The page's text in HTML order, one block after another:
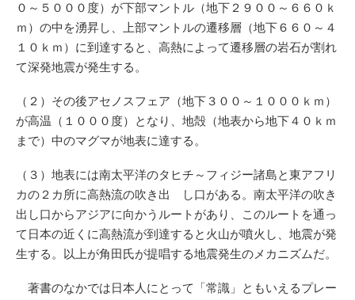
０～５０００度）が下部マントル（地下２９００～６６０ｋ
ｍ）の中を湧昇し、上部マントルの遷移層（地下６６０～４
１０ｋｍ）に到達すると、高熱によって遷移層の岩石が割れ
て深発地震が発生する。
（２）その後アセノスフェア（地下３００～１０００ｋｍ）
が高温（１０００度）となり、地殻（地表から地下４０ｋｍ
まで）中のマグマが地表に達する。
（３）地表には南太平洋のタヒチ～フィジー諸島と東アフリ
カの２カ所に高熱流の吹き出 し口がある。南太平洋の吹き
出し口からアジアに向かうルートがあり、このルートを通っ
て日本の近くに高熱流が到達すると火山が噴火し、地震が発
生する。以上が角田氏が提唱する地震発生のメカニズムだ。
著書のなかでは日本人にとって「常識」ともいえるプレー